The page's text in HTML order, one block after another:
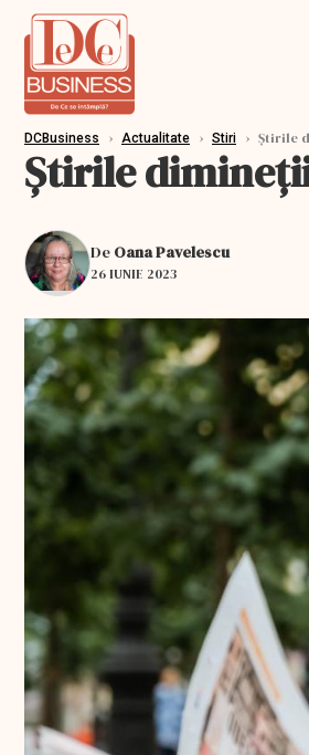
DCBusiness › Actualitate › Stiri › Știrile
Știrile
De Oana Pavelescu
26 IUNIE 2023